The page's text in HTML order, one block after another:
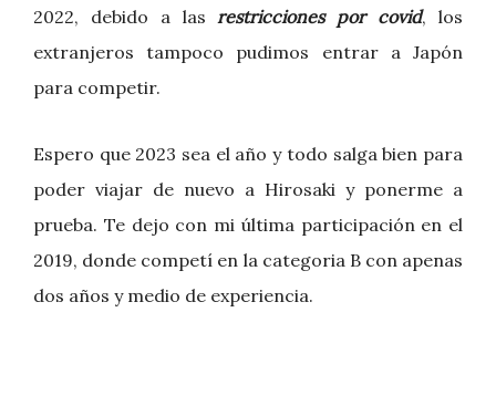
2022, debido a lasrestricciones por covid, los
extranjeros tampoco pudimos entrar a Japón
para competir.
Espero que 2023 sea el año y todo salga bien para
poder viajar de nuevo a Hirosaki y ponerme a
prueba. Te dejo con mi última participación en el
2019, donde competí en la categoria B con apenas
dos años y medio de experiencia.